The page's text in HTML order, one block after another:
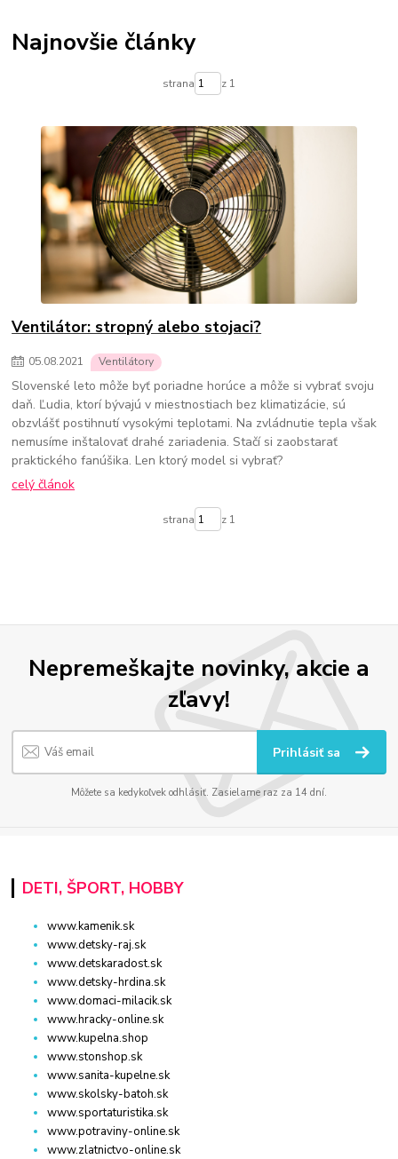
Skrinky pre rozdelovače podlahového kúrenia
Konvektorové ohrievače
Bojlery
Prietokové bojlery
Zlaté radiátory do kúpeľne
kúpeľňové radiátory
Najnovšie články
strana z 1
Ventilátor: stropný alebo stojaci?
05.08.2021 Ventilátory
Slovenské leto môže byť poriadne horúce a môže si vybrať svoju
daň. Ľudia, ktorí bývajú v miestnostiach bez klimatizácie, sú
obzvlášť postihnutí vysokými teplotami. Na zvládnutie tepla však
nemusíme inštalovať drahé zariadenia. Stačí si zaobstarať
praktického fanúšika. Len ktorý model si vybrať?
celý článok
strana z 1
Nepremeškajte novinky, akcie a
zľavy!
Prihlásiť sa
Môžete sa kedykoľvek odhlásiť. Zasielame raz za 14 dní.
DETI, ŠPORT, HOBBY
www.kamenik.sk
www.detsky-raj.sk
www.detskaradost.sk
www.detsky-hrdina.sk
www.domaci-milacik.sk
www.hracky-online.sk
www.kupelna.shop
www.stonshop.sk
www.sanita-kupelne.sk
www.skolsky-batoh.sk
www.sportaturistika.sk
www.potraviny-online.sk
www.zlatnictvo-online.sk